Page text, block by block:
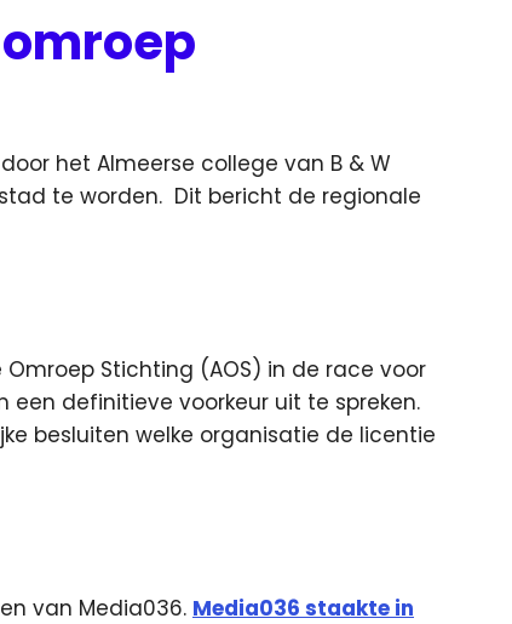
het Almeerse college van B & W
te worden. Dit bericht de regionale
Omroep Stichting (AOS) in de race voor
definitieve voorkeur uit te spreken.
besluiten welke organisatie de licentie
van Media036. Media036 staakte in